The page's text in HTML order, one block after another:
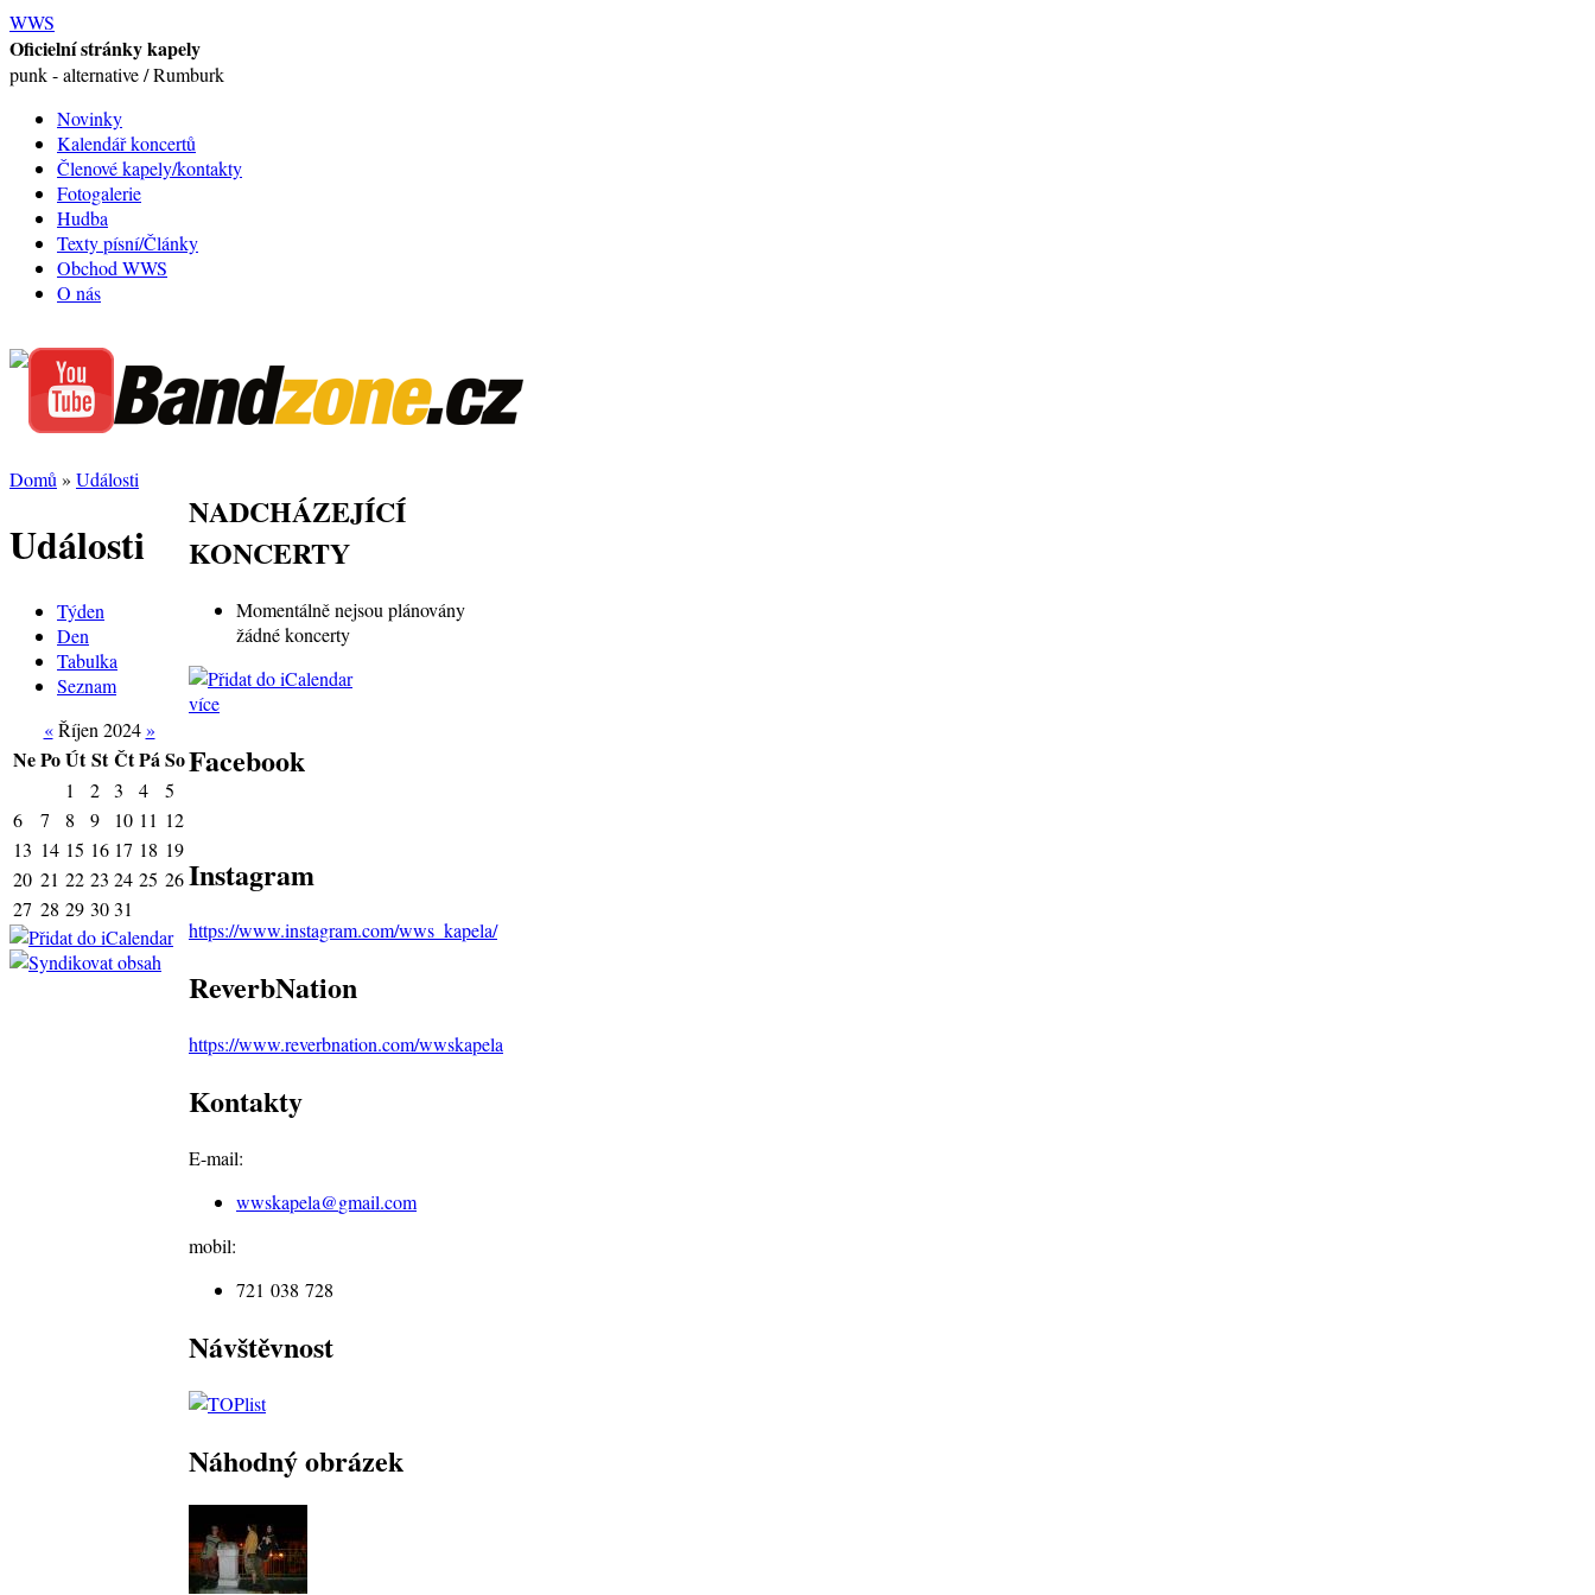
WWS
Oficielní stránky kapely
punk - alternative / Rumburk
Novinky
Kalendář koncertů
Členové kapely/kontakty
Fotogalerie
Hudba
Texty písní/Články
Obchod WWS
O nás
Domů » Události
Události
Týden
Den
Tabulka
Seznam
«Říjen 2024»
NePoÚt St ČtPáSo
1 2 3 4
5
6
7 8 9 10 11 12
13 14 15 16 17 18 19
20 21 22 23 24 25 26
27 28 29 3031
NADCHÁZEJÍCÍ
KONCERTY
Momentálně nejsou plánovány
žádné koncerty
více
Facebook
Instagram
https://www.instagram.com/wws_kapela/
ReverbNation
https://www.reverbnation.com/wwskapela
Kontakty
E-mail:
wwskapela@gmail.com
mobil:
721 038 728
Návštěvnost
Náhodný obrázek